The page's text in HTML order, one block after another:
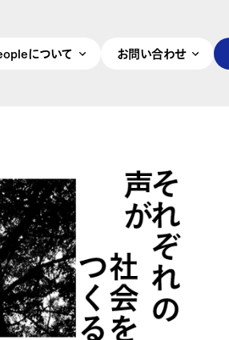
について お問い合わせ